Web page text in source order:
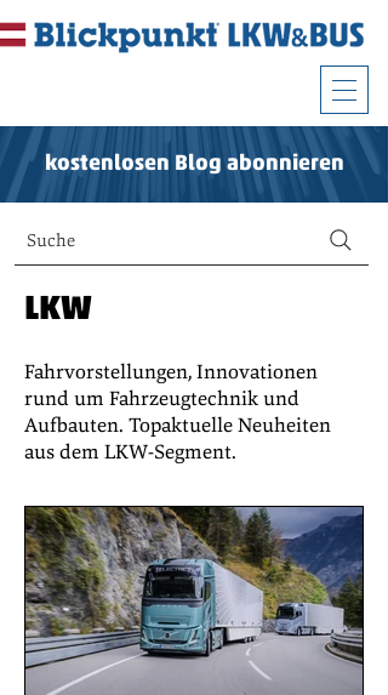
kostenlosen Blog abonnieren
Suche
LKW
Fahrvorstellungen, Innovationen
rund um Fahrzeugtechnik und
Aufbauten. Topaktuelle Neuheiten
aus dem LKW-Segment.